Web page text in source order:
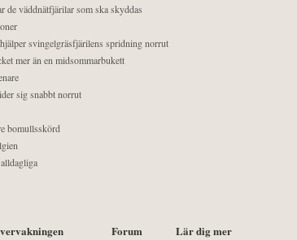
de väddnätfjärilar som ska skyddas
svingelgräsfjärilens spridning norrut
mer än en midsommarbukett
sig snabbt norrut
bomullsskörd
Forum Lär dig mer